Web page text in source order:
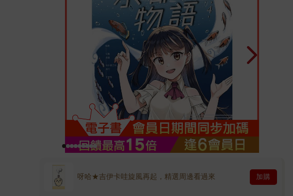
呀哈★吉伊卡哇旋風再起，精選周邊看過來 加購